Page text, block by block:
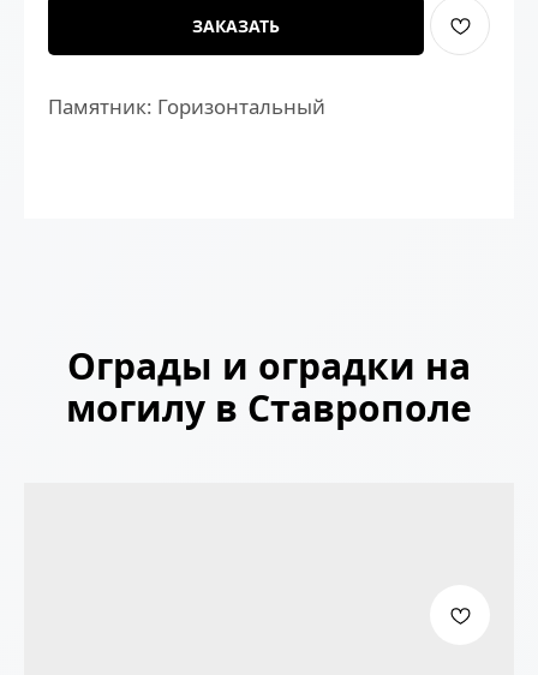
ЗАКАЗАТЬ
Памятник: Горизонтальный
Ограды и оградки на
могилу в Ставрополе